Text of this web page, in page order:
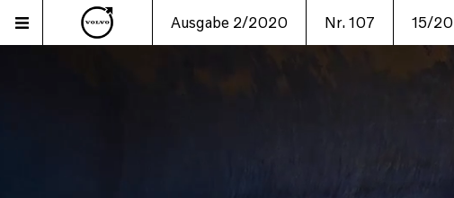
Ausgabe 2/2020 Nr. 107 15/20